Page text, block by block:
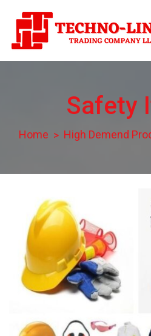
content
Technolinks
Trading Company LLC
Safety
Home High Demend